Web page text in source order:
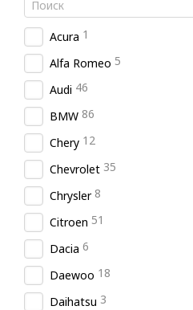
Acura 1
Alfa Romeo 5
Audi 46
BMW 86
Chery 12
Chevrolet 35
Chrysler 8
Citroen 51
Dacia 6
Daewoo 18
Daihatsu 3